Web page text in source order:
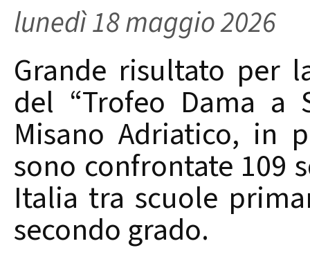
lunedì 18 maggio 2026
Grande risultato per
del “Trofeo Dama a
Misano Adriatico, in
sono confrontate 109
Italia tra scuole
secondo grado.